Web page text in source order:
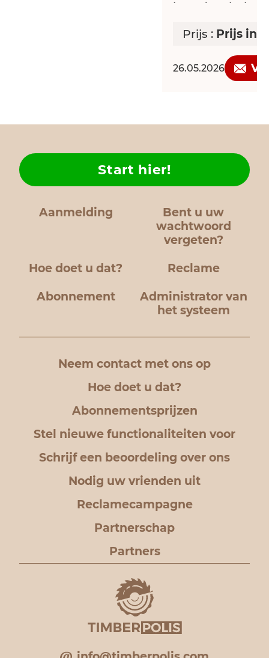
breed en
geselecteerd
componenten.
tegen extreme
voor
Basralocus en
Exclusieve
Prachtige,
uitstraling voor
parketvloeren
Luxe
Hoogwaardig,
eisen en de
esthetiek van
Flexibele
cruciaal is voor
Volledig
Prijs : Prijs in
26.05.2026
Aanmelding
Bent u uw
wachtwoord
vergeten?
Hoe doet u dat?
Start hier!
Reclame
Abonnement
Administrator van
het systeem
Neem contact met ons op
Hoe doet u dat?
Abonnementsprijzen
Stel nieuwe functionaliteiten voor
Schrijf een beoordeling over ons
Nodig uw vrienden uit
Reclamecampagne
Partnerschap
Partners